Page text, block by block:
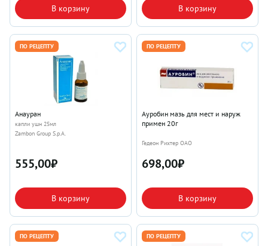
В корзину В корзину
ПО РЕЦЕПТУ
Анауран
капли ушн 25мл
Zambon Group S.p.A.
555,00₽
В корзину
ПО РЕЦЕПТУ
Ауробин мазь для мест и наруж
примен 20г
Гедеон Рихтер ОАО
698,00₽
В корзину
ПО РЕЦЕПТУ ПО РЕЦЕПТУ